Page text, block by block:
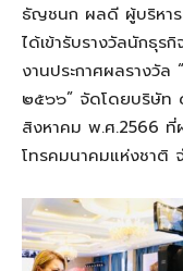
ธัญชนก ผลดี ผู้บริหา
ได้เข้ารับรางวัลนักธุร
งานประกาศผลรางวัล
๒๕๖๖” จัดโดยบริษัท
สิงหาคม พ.ศ.2566
โทรคมนาคมแห่งชาติ